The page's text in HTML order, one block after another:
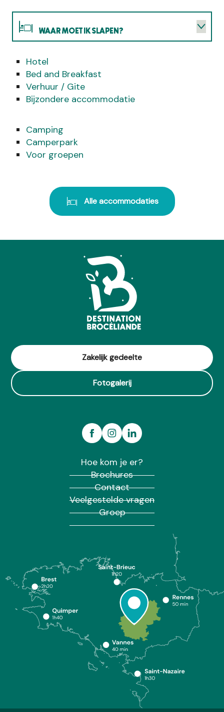
WAAR MOET IK SLAPEN?
WAAR KUN JE ETEN?
WAT KAN IK DOEN?
Hotel
Bed and Breakfast
Verhuur / Gite
Bijzondere accommodatie
Camping
Camperpark
Voor groepen
Alle accommodaties
Zakelijk gedeelte
Fotogalerij
Hoe kom je er?
Brochures
Contact
Veelgestelde vragen
Groep